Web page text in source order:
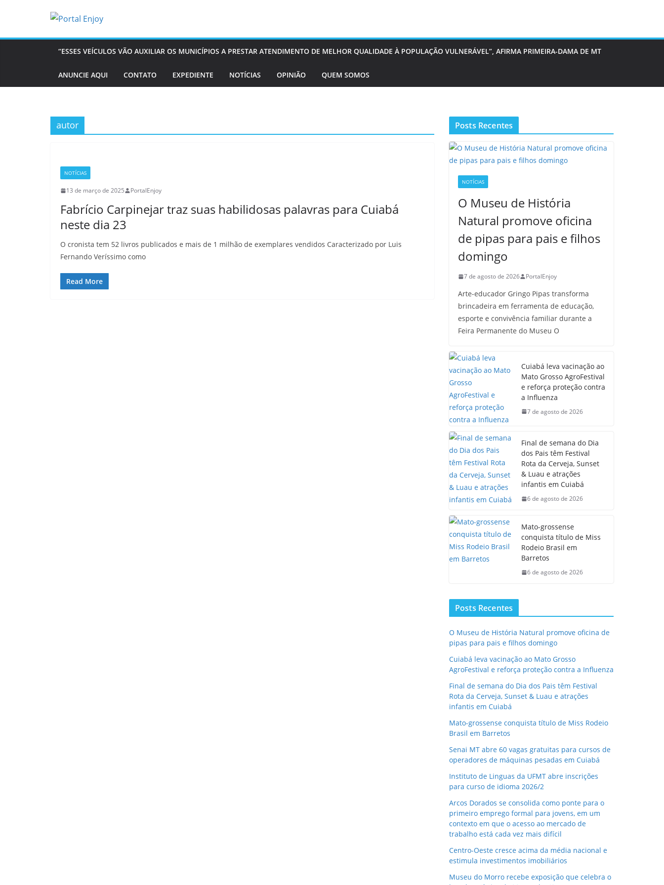
“ESSES VEÍCULOS VÃO AUXILIAR OS MUNICÍPIOS A PRESTAR ATENDIMENTO DE MELHOR QUALIDADE À POPULAÇÃO VULNERÁVEL”, AFIRMA PRIMEIRA-DAMA DE MT
ANUNCIE AQUI CONTATO EXPEDIENTE NOTÍCIAS OPINIÃO QUEM SOMOS
autor
NOTÍCIAS
13 de março de 2025 PortalEnjoy
Fabrício Carpinejar traz suas habilidosas palavras para Cuiabá
neste dia 23
O cronista tem 52 livros publicados e mais de 1 milhão de exemplares vendidos Caracterizado por Luis
Fernando Veríssimo como
Read More
Posts Recentes
NOTÍCIAS
O Museu de História
Natural promove oficina
de pipas para pais e filhos
domingo
7 de agosto de 2026 PortalEnjoy
Arte-educador Gringo Pipas transforma
brincadeira em ferramenta de educação,
esporte e convivência familiar durante a
Feira Permanente do Museu O
Cuiabá leva vacinação ao
Mato Grosso AgroFestival
e reforça proteção contra
a Influenza
7 de agosto de 2026
Final de semana do Dia
dos Pais têm Festival
Rota da Cerveja, Sunset
& Luau e atrações
infantis em Cuiabá
6 de agosto de 2026
Mato-grossense
conquista título de Miss
Rodeio Brasil em
Barretos
6 de agosto de 2026
Posts Recentes
O Museu de História Natural promove oficina de
pipas para pais e filhos domingo
Cuiabá leva vacinação ao Mato Grosso
AgroFestival e reforça proteção contra a Influenza
Final de semana do Dia dos Pais têm Festival
Rota da Cerveja, Sunset & Luau e atrações
infantis em Cuiabá
Mato-grossense conquista título de Miss Rodeio
Brasil em Barretos
Senai MT abre 60 vagas gratuitas para cursos de
operadores de máquinas pesadas em Cuiabá
Instituto de Linguas da UFMT abre inscrições
para curso de idioma 2026/2
Arcos Dorados se consolida como ponte para o
primeiro emprego formal para jovens, em um
contexto em que o acesso ao mercado de
trabalho está cada vez mais difícil
Centro-Oeste cresce acima da média nacional e
estimula investimentos imobiliários
Museu do Morro recebe exposição que celebra o